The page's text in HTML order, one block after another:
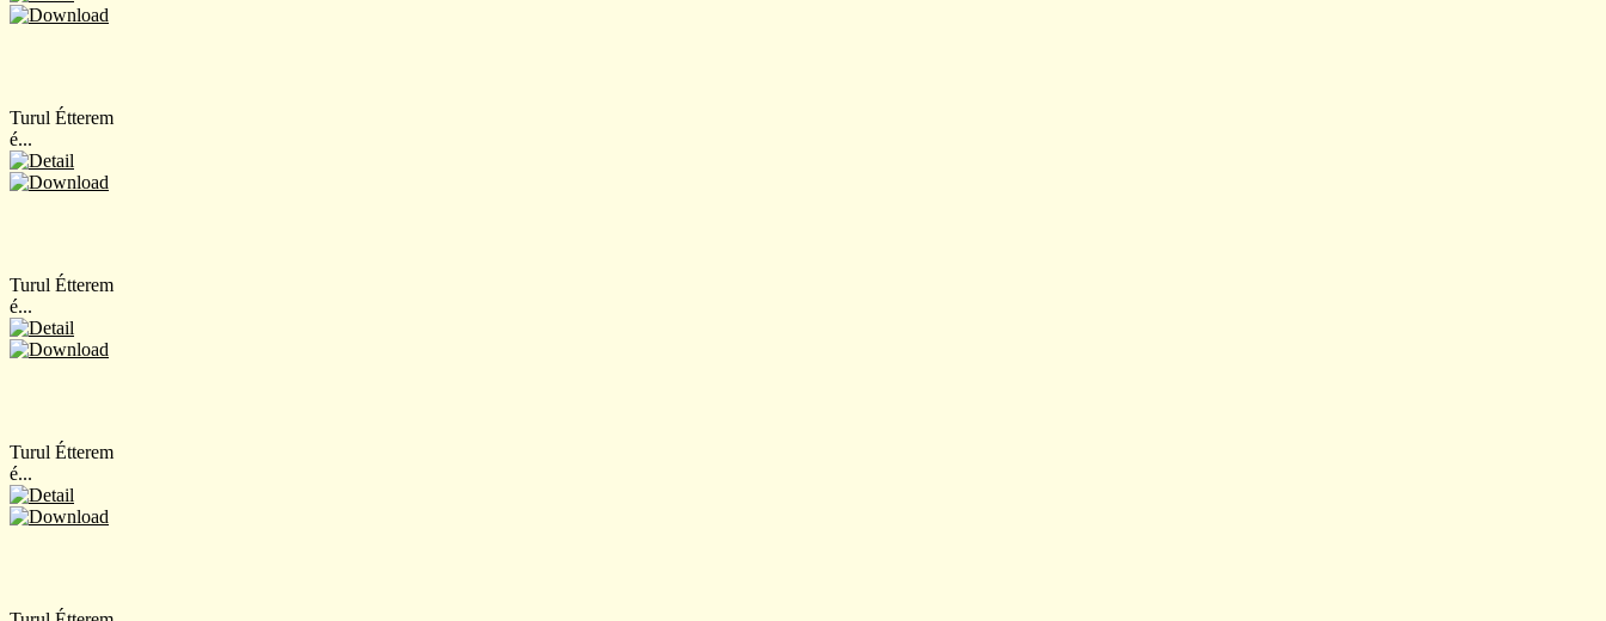
Turul Étterem
é...
Turul Étterem
é...
Turul Étterem
é...